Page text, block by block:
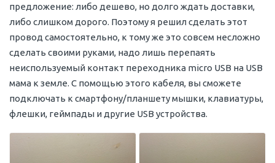
предложение: либо дешево, но долго ждать доставки,
либо слишком дорого. Поэтому я решил сделать этот
провод самостоятельно, к тому же это совсем несложно
сделать своими руками, надо лишь перепаять
неиспользуемый контакт переходника micro USB на USB
мама к земле. С помощью этого кабеля, вы сможете
подключать к смартфону/планшету мышки, клавиатуры,
флешки, геймпады и другие USB устройства.